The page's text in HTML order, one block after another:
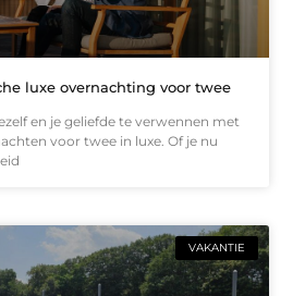
luxe overnachting voor twee
en je geliefde te verwennen met
voor twee in luxe. Of je nu
VAKANTIE